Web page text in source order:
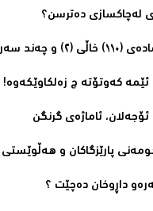
له‌چاكسازی ده‌ترسن؟‌
و چەند سەرنجێک‌
کەوتۆتە چ زەلکاوێکەوە!‌
ئاماژەی گرنگن‌
پارێزگاكان و
داڕوخان دەچێت ؟‌